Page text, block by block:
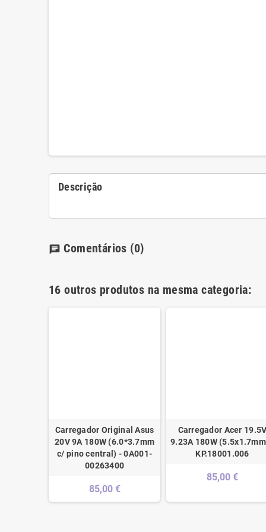
Descrição
chat Comentários (0)
16 outros produtos na mesma categoria:
Carregador Original Asus
20V 9A 180W (6.0*3.7mm
c/ pino central) - 0A001-
00263400
85,00 €
Carregador Acer 19.5V
9.23A 180W
KP.18001.006
85,00 €